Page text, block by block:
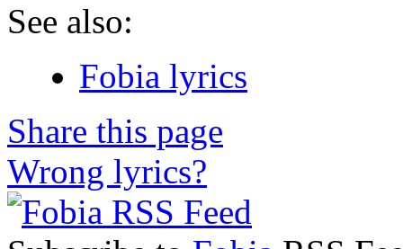
See also:
Fobia lyrics
Share this page
Wrong lyrics?